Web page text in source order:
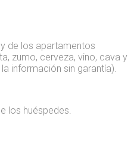
de los apartamentos
zumo, cerveza, vino, cava y
información sin garantía).
los huéspedes.